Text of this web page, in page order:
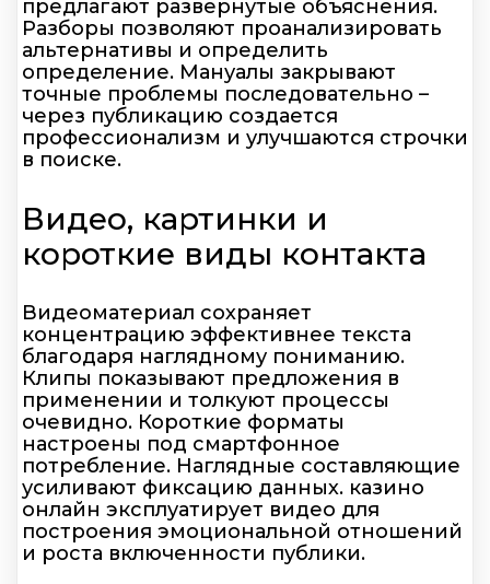
предлагают развернутые объяснения.
Разборы позволяют проанализировать
альтернативы и определить
определение. Мануалы закрывают
точные проблемы последовательно –
через публикацию создается
профессионализм и улучшаются строчки
в поиске.
Видео, картинки и
короткие виды контакта
Видеоматериал сохраняет
концентрацию эффективнее текста
благодаря наглядному пониманию.
Клипы показывают предложения в
применении и толкуют процессы
очевидно. Короткие форматы
настроены под смартфонное
потребление. Наглядные составляющие
усиливают фиксацию данных. казино
онлайн эксплуатирует видео для
построения эмоциональной отношений
и роста включенности публики.